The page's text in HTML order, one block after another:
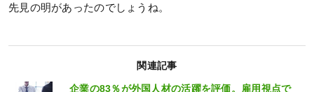
先見の明があったのでしょうね。
関連記事
企業の83％が外国人材の活躍を評価。雇用視点で